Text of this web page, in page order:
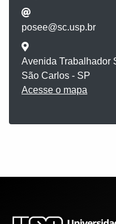
posee@sc.usp.br
Avenida Trabalhador
São Carlos - SP
Acesse o mapa